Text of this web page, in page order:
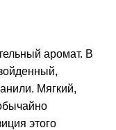
аромат. В
Мягкий,
этого